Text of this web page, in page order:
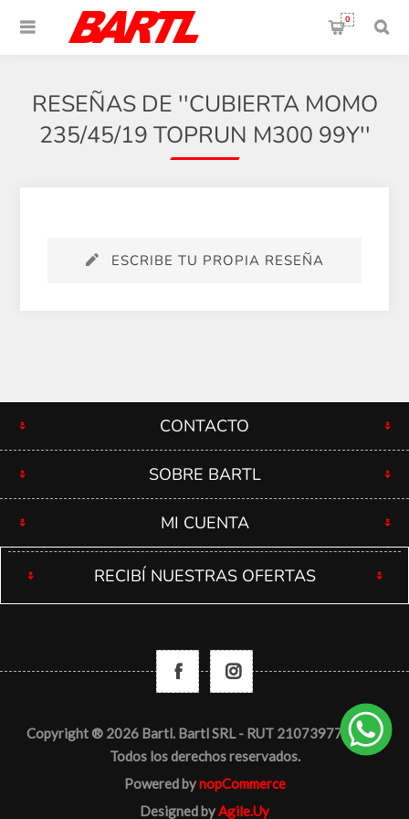
0
RESEÑAS DE CUBIERTA MOMO
235/45/19 TOPRUN M300 99Y
ESCRIBE TU PROPIA RESEÑA
CONTACTO
SOBRE BARTL
MI CUENTA
RECIBÍ NUESTRAS OFERTAS
Copyright ® 2026 Bartl. Bartl SRL - RUT 210739770012 -
Todos los derechos reservados.
Powered bynopCommerce
Designed byAgile.Uy